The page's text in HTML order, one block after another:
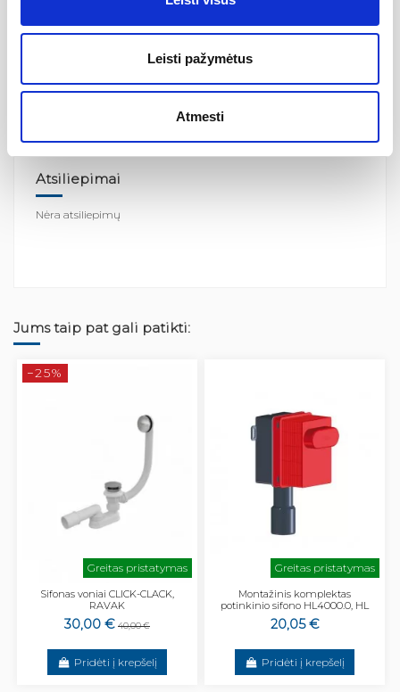
Leisti pažymėtus
Atmesti
Atsiliepimai
Nėra atsiliepimų
Jums taip pat gali patikti:
−25%
Greitas pristatymas
Sifonas voniai CLICK-CLACK,
RAVAK
30,00 € 40,00 €
Pridėti į krepšelį
Greitas pristatymas
Montažinis komplektas
potinkinio sifono HL4000.0, HL
20,05 €
Pridėti į krepšelį